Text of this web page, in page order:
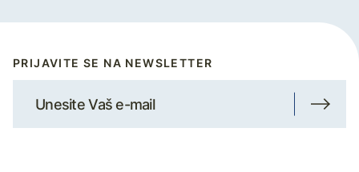
PRIJAVITE SE NA NEWSLETTER